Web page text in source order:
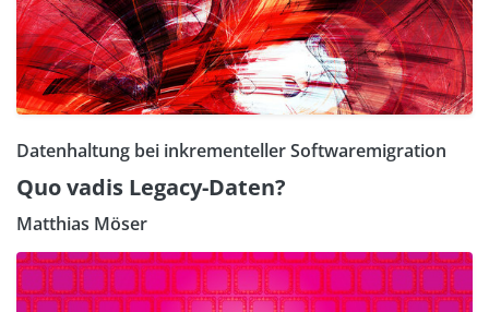
Datenhaltung bei inkrementeller Softwaremigration
Quo vadis Legacy-Daten?
Matthias Möser